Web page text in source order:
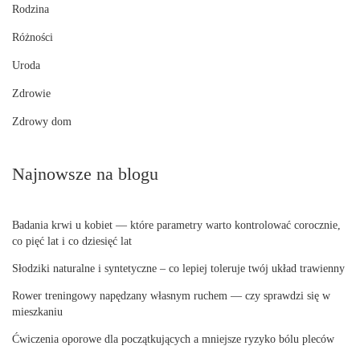
Rodzina
Różności
Uroda
Zdrowie
Zdrowy dom
Najnowsze na blogu
Badania krwi u kobiet — które parametry warto kontrolować corocznie,
co pięć lat i co dziesięć lat
Słodziki naturalne i syntetyczne – co lepiej toleruje twój układ trawienny
Rower treningowy napędzany własnym ruchem — czy sprawdzi się w
mieszkaniu
Ćwiczenia oporowe dla początkujących a mniejsze ryzyko bólu pleców